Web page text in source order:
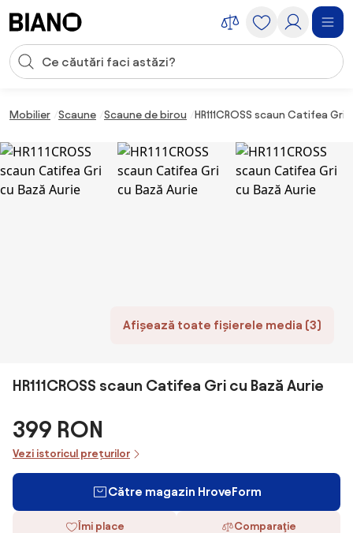
Introducerea căutării
Mobilier Scaune Scaune de birou HR111CROSS scaun Catifea Gri
Afișează toate fișierele media (3)
HR111CROSS scaun Catifea Gri cu Bază Aurie
399 RON
Vezi istoricul prețurilor
Către magazin HroveForm
Îmi place Comparaţie